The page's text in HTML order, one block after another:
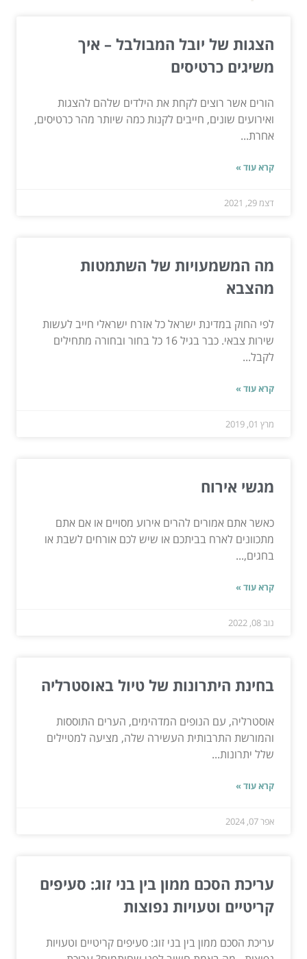
הצגות של יובל המבולבל – איך
משיגים כרטיסים
הורים אשר רוצים לקחת את הילדים שלהם להצגות
ואירועים שונים, חייבים לקנות כמה שיותר מהר כרטיסים,
אחרת...
קרא עוד »
דצמ 29, 2021
מה המשמעויות של השתמטות
מהצבא
לפי החוק במדינת ישראל כל אזרח ישראלי חייב לעשות
שירות צבאי. כבר בגיל 16 כל בחור ובחורה מתחילים
לקבל...
קרא עוד »
מרץ 01, 2019
מגשי אירוח
כאשר אתם אמורים להרים אירוע מסויים או אם אתם
מתכוונים לארח בביתכם או שיש לכם אורחים לשבת או
בחגים,...
קרא עוד »
נוב 08, 2022
בחינת היתרונות של טיול באוסטרליה
אוסטרליה, עם הנופים המדהימים, הערים התוססות
והמורשת התרבותית העשירה שלה, מציעה למטיילים
שלל יתרונות...
קרא עוד »
אפר 07, 2024
עריכת הסכם ממון בין בני זוג: סעיפים
קריטיים וטעויות נפוצות
עריכת הסכם ממון בין בני זוג: סעיפים קריטיים וטעויות